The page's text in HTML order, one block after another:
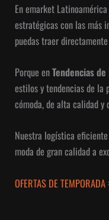
En emarket
estratégicas con las más
puedas traer
Porque enTendencias
estilos y tendencias de la
cómoda, de alta calidad y
Nuestra logística
moda de gran calidad a
OFERTAS DE TEMPORADA